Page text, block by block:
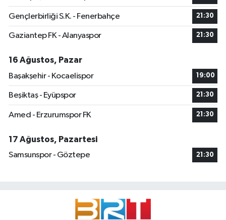
Gençlerbirliği S.K. - Fenerbahçe 21:30
Gaziantep FK - Alanyaspor 21:30
16 Ağustos, Pazar
Başakşehir - Kocaelispor
19:00
Beşiktaş - Eyüpspor 21:30
Amed - Erzurumspor FK 21:30
17 Ağustos, Pazartesi
Samsunspor - Göztepe
21:30